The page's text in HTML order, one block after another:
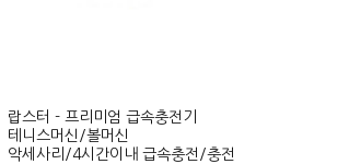
랍스터 - 프리미엄 급속충전기
테니스머신/볼머신
악세사리/4시간이내 급속충전/충전